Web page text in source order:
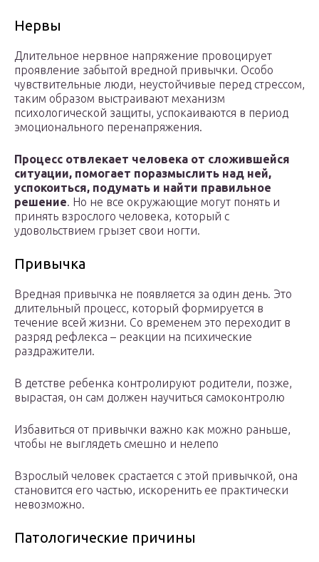
Нервы
Длительное нервное напряжение провоцирует
проявление забытой вредной привычки. Особо
чувствительные люди, неустойчивые перед стрессом,
таким образом выстраивают механизм
психологической защиты, успокаиваются в период
эмоционального перенапряжения.
Процесс отвлекает человека от сложившейся
ситуации, помогает поразмыслить над ней,
успокоиться, подумать и найти правильное
решение. Но не все окружающие могут понять и
принять взрослого человека, который с
удовольствием грызет свои ногти.
Привычка
Вредная привычка не появляется за один день. Это
длительный процесс, который формируется в
течение всей жизни. Со временем это переходит в
разряд рефлекса – реакции на психические
раздражители.
В детстве ребенка контролируют родители, позже,
вырастая, он сам должен научиться самоконтролю
Избавиться от привычки важно как можно раньше,
чтобы не выглядеть смешно и нелепо
Взрослый человек срастается с этой привычкой, она
становится его частью, искоренить ее практически
невозможно.
Патологические причины